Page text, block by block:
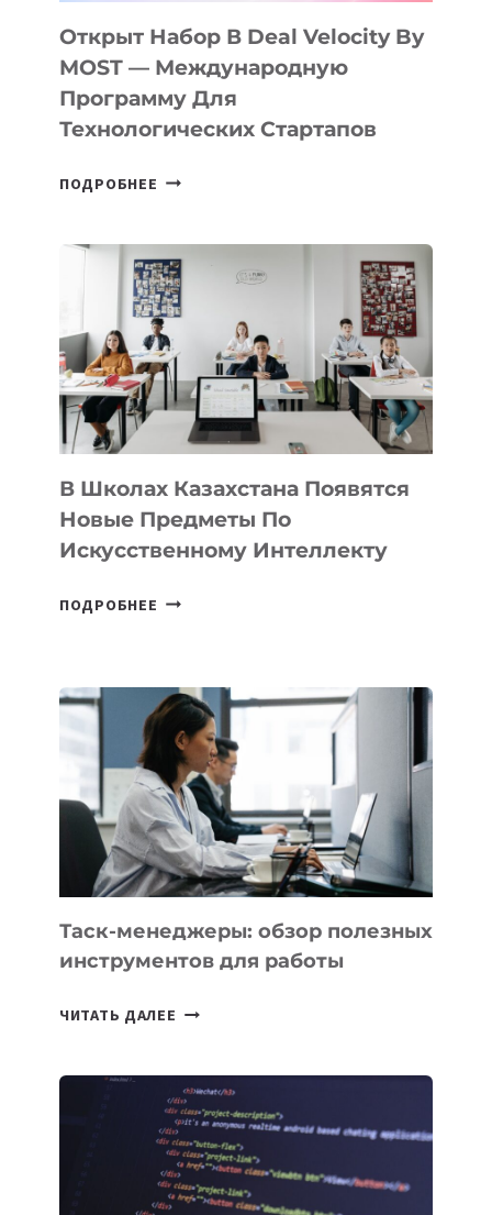
БИЛЕТ
ПРЕДПРИНИМАТЕЛЬСТВО
Открыт Набор В Deal Velocity By
MOST — Международную
Программу Для
Технологических Стартапов
ПОДРОБНЕЕ ОТКРЫТ
DEAL
VELOCITY
BY
MOST
—
МЕЖДУНАРОДНУЮ
ПРОГРАММУ
ДЛЯ
ТЕХНОЛОГИЧЕСКИХ
В Школах Казахстана Появятся
Новые Предметы По
Искусственному Интеллекту
ПОДРОБНЕЕ В
НОВЫЕ
ПРЕДМЕТЫ
ПО
ИСКУССТВЕННОМУ
ИНТЕЛЛЕКТУ
Таск-менеджеры: обзор полезных
инструментов для работы
ЧИТАТЬ ДАЛЕЕ ТАСК-
ПОЛЕЗНЫХ
ИНСТРУМЕНТОВ
ДЛЯ
РАБОТЫ